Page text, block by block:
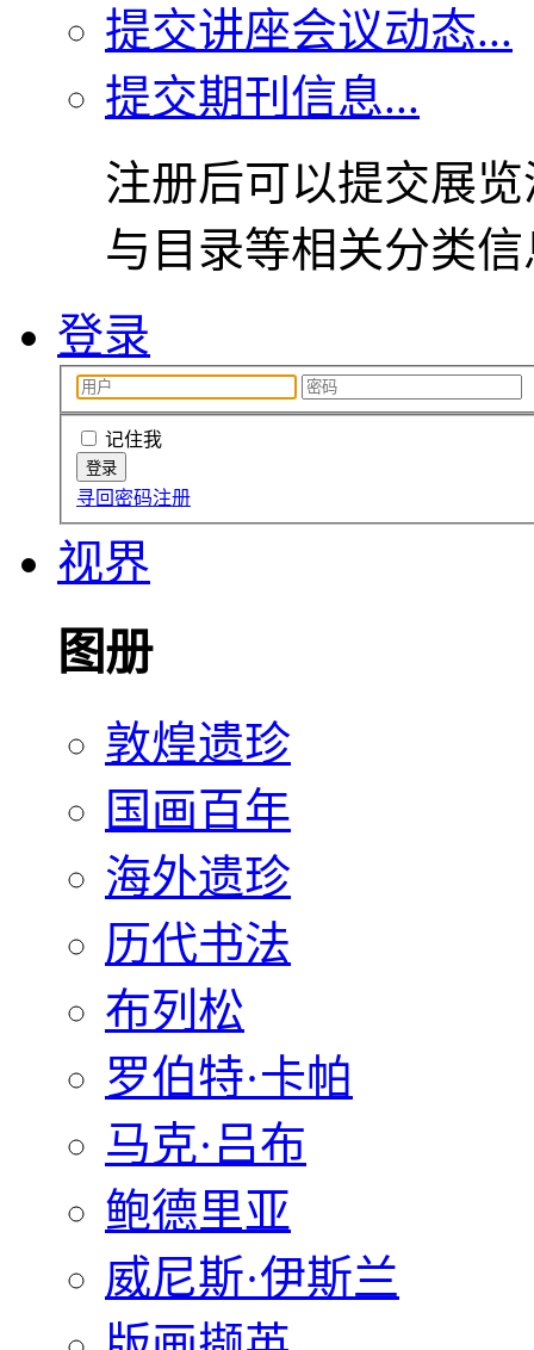
提交讲座会议动态...
提交期刊信息...
注册后可以提交展
与目录等相关分类
登录
记住我
寻回密码注册
视界
图册
敦煌遗珍
国画百年
海外遗珍
历代书法
布列松
罗伯特·卡帕
马克·吕布
鲍德里亚
威尼斯·伊斯兰